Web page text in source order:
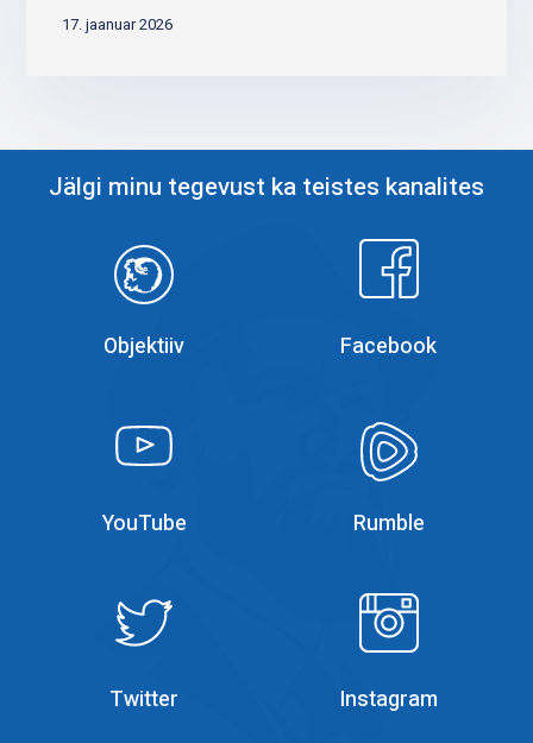
17. jaanuar 2026
Jälgi minu tegevust ka teistes kanalites
Objektiiv
Objektiiv
Facebook
Facebook
YouTube
YouTube
YouTube
Rumble
Rumble
Twitter
Instagram
Instagram